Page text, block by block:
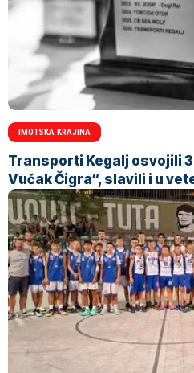
IMOTSKA KRAJINA
Transporti Kegalj osvojili
Vučak Čigra“, slavili i u